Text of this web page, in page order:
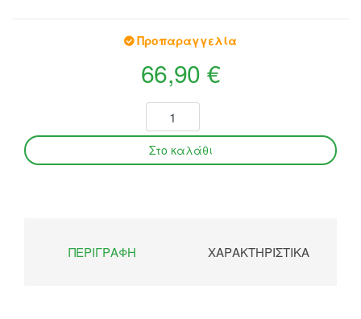
Προπαραγγελία
66,90 €
ΠΕΡΙΓΡΑΦΉ ΧΑΡΑΚΤΗΡΙΣΤΙΚΆ